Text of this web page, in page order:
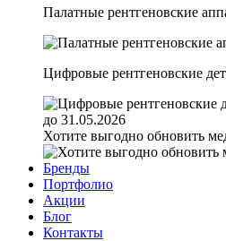
Палатные рентгеновские
Цифровые рентгеновские
до 31.05.2026
Хотите выгодно обновить
Бренды
Портфолио
Акции
Блог
Контакты